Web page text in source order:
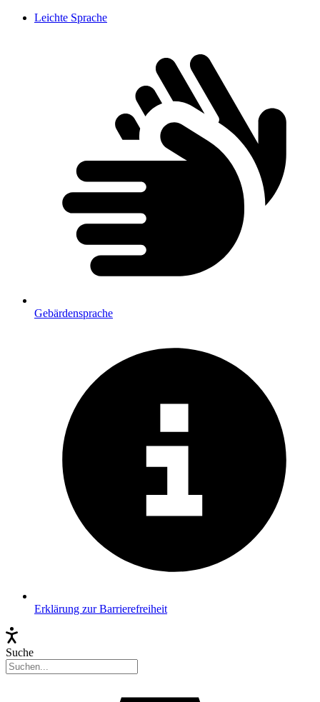
Leichte Sprache
Gebärdensprache
Erklärung zur Barrierefreiheit
Suche